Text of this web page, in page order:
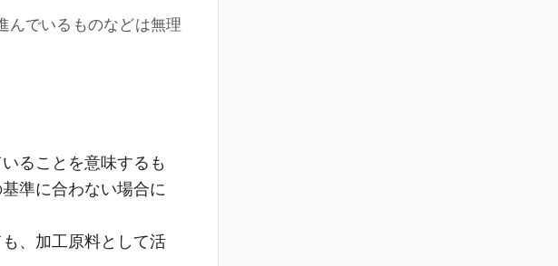
んでいるものなどは無理
ることを意味するも
準に合わない場合に
、加工原料として活